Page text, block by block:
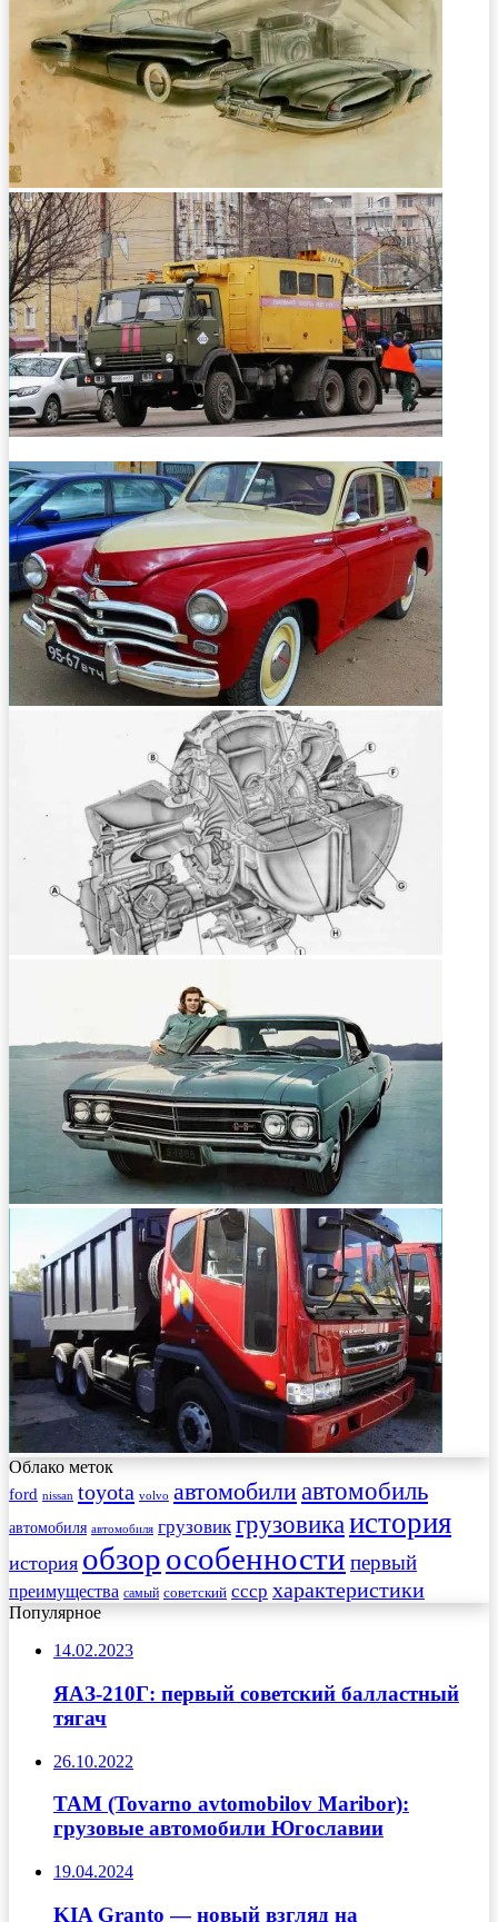
Облако меток
ford nissan toyota volvo автомобилиавтомобиль
автомобиля автомобиля грузовик грузовикаистория
история обзорособенности первый
преимущества самый советский ссср характеристики
Популярное
14.02.2023
ЯАЗ-210Г: первый советский балластный
тягач
26.10.2022
TAM (Tovarno avtomobilov Maribor):
грузовые автомобили Югославии
19.04.2024
KIA Granto — новый взгляд на